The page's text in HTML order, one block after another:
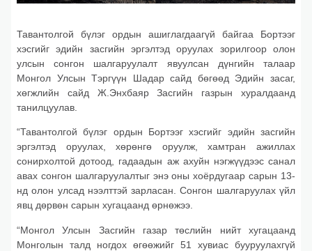
Тавантолгой бүлэг ордын ашиглагдаагүй байгаа Бортээг
хэсгийг эдийн засгийн эргэлтэд оруулах зорилгоор олон
улсын сонгон шалгаруулалт явуулсан дүнгийн талаар
Монгол Улсын Тэргүүн Шадар сайд бөгөөд Эдийн засаг,
хөгжлийн сайд Ж.Энхбаяр Засгийн газрын хуралдаанд
танилцуулав.
“Тавантолгой бүлэг ордын Бортээг хэсгийг эдийн засгийн
эргэлтэд оруулах, хөрөнгө оруулж, хамтран ажиллах
сонирхолтой дотоод, гадаадын аж ахуйн нэгжүүдээс санал
авах сонгон шалгаруулалтыг энэ оны хоёрдугаар сарын 13-
нд олон улсад нээлттэй зарласан. Сонгон шалгаруулах үйл
явц дөрвөн сарын хугацаанд өрнөжээ.
“Монгол Улсын Засгийн газар төслийн нийт хугацаанд
Монголын талд ногдох өгөөжийг 51 хувиас бууруулахгүй